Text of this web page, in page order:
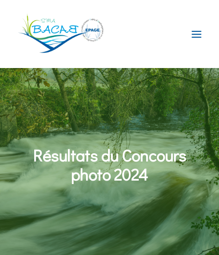
Le Syndicat
La compétence GEMAPI
Le Territoire
Nos Actions
Actualités
Contact
Résultats du Concours
photo 2024